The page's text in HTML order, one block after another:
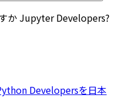
か Jupyter Developers?
Developersを日本